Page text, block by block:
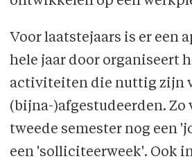
Voor laatstejaars is er een
hele jaar door organiseert
activiteiten die nuttig zijn
(bijna-)afgestudeerden. Zo
tweede semester nog een
een 'solliciteerweek'. Ook